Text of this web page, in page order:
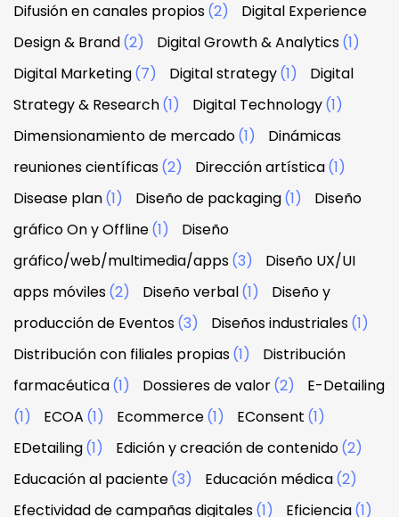
Difusión en canales propios(2)
Digital Experience
Design & Brand(2) Digital Growth & Analytics(1)
Digital Marketing(7) Digital strategy(1)
Digital
Strategy & Research(1) Digital Technology(1)
Dimensionamiento de mercado(1)
Dinámicas
reuniones científicas(2) Dirección artística(1)
Disease plan(1) Diseño de packaging(1)
Diseño
gráfico On y Offline(1)
Diseño
gráfico/web/multimedia/apps(3)
Diseño UX/UI
apps móviles(2) Diseño verbal(1)
Diseño y
producción de Eventos(3) Diseños industriales(1)
Distribución con filiales propias(1)
Distribución
farmacéutica(1) Dossieres de valor(2)
E-Detailing
(1)
ECOA (1) Ecommerce(1) EConsent (1)
EDetailing(1) Edición y creación de contenido(2)
Educación al paciente(3) Educación médica(2)
Efectividad de campañas digitales(1) Eficiencia(1)